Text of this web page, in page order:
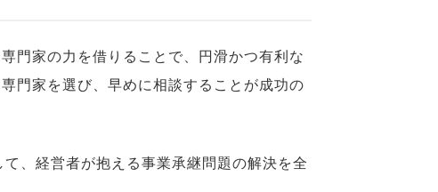
門家の力を借りることで、円滑かつ有利な
門家を選び、早めに相談することが成功の
、経営者が抱える事業承継問題の解決を全